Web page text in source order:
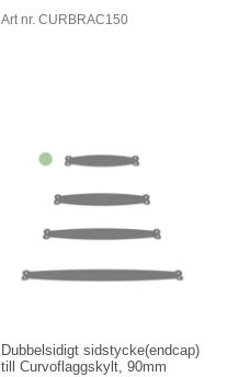
Art nr. CURBRAC150
Dubbelsidigt sidstycke(endcap)
till Curvoflaggskylt, 90mm